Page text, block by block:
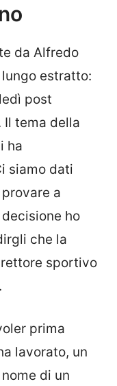
da Alfredo
estratto:
post
Il tema della
ha
siamo dati
a
ho
che la
sportivo
.
prima
lavorato, un
di un